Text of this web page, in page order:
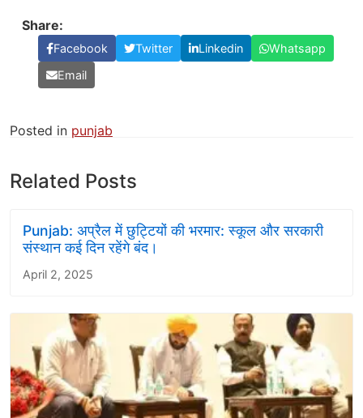
Share:
Facebook Twitter Linkedin
Whatsapp
Email
Posted in punjab
Related Posts
Punjab: अप्रैल में छुट्टियों की भरमार: स्कूल और सरकारी
संस्थान कई दिन रहेंगे बंद।
April 2, 2025